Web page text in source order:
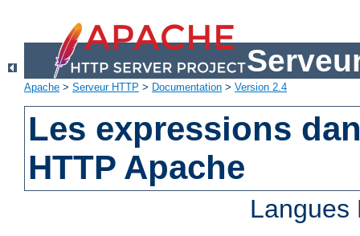
Apache > Serveur HTTP > Documentation > Version 2.4
Les expressions
HTTP Apache